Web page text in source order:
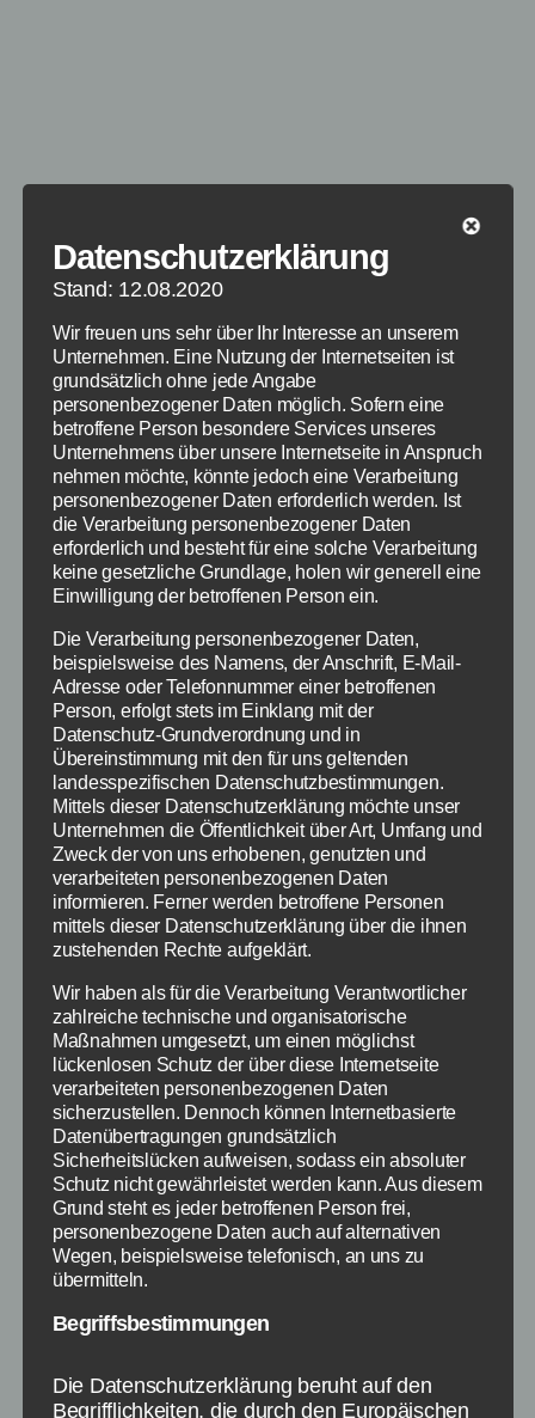
Rocket Tab ist kein Virus
RocketTab_error
Zunächst einmal
können wir dir
eine Entwarnung
geben, denn bei
dem Rocket Tab
Fehler handelt es sich nicht um einen
bösartigen Virus oder Trojaner welcher
irgendwelche Schäden am PC oder an den
darauf befindlichen Daten anrichtet.
Rocket Tab ist zwar nur eine Art Adware,
welche sich als Browser Add-on automatisch
bei der Installation einer anderen Software mit
installiert hat, trotzdem solltest du Rocket Tab
nicht auf die leichte Schulder nehmen, denn
bei jeder Suche (z.B. über Google oder Bing)
manipuliert Rocket Tab beispielsweise die
Suchergebnisse und leitet dich so auf
werbefinanzierten Seiten weiter, welche du
natürlich direkt wieder schließen solltest.
Weiterhin speichert die Software Rocket Tab
dein Surfverhalten um daraus geziel Werbung
aufzurufen, welche sich in bestimmten Fällen
sogar ebenfalls auf deinem PC einnisten kann.
RocketTab_error_dos
Zudem erscheinen
durch Rocket Tab
häufig zusätzliche
Pop-Ups mit
weiteren
unerwünschten
gen und kann unter anderem den Fehler
Extensions\Client.exe“ beim Windows Start
Datenschutzerklärung
Stand: 12.08.2020
Wir freuen uns sehr über Ihr Interesse an unserem
Unternehmen. Eine Nutzung der Internetseiten ist
grundsätzlich ohne jede Angabe
personenbezogener Daten möglich. Sofern eine
betroffene Person besondere Services unseres
Unternehmens über unsere Internetseite in Anspruch
nehmen möchte, könnte jedoch eine Verarbeitung
personenbezogener Daten erforderlich werden. Ist
die Verarbeitung personenbezogener Daten
erforderlich und besteht für eine solche Verarbeitung
keine gesetzliche Grundlage, holen wir generell eine
Einwilligung der betroffenen Person ein.
Die Verarbeitung personenbezogener Daten,
beispielsweise des Namens, der Anschrift, E-Mail-
Adresse oder Telefonnummer einer betroffenen
Person, erfolgt stets im Einklang mit der
Datenschutz-Grundverordnung und in
Übereinstimmung mit den für uns geltenden
landesspezifischen Datenschutzbestimmungen.
Mittels dieser Datenschutzerklärung möchte unser
Unternehmen die Öffentlichkeit über Art, Umfang und
Zweck der von uns erhobenen, genutzten und
verarbeiteten personenbezogenen Daten
informieren. Ferner werden betroffene Personen
mittels dieser Datenschutzerklärung über die ihnen
zustehenden Rechte aufgeklärt.
Wir haben als für die Verarbeitung Verantwortlicher
zahlreiche technische und organisatorische
Maßnahmen umgesetzt, um einen möglichst
lückenlosen Schutz der über diese Internetseite
verarbeiteten personenbezogenen Daten
sicherzustellen. Dennoch können Internetbasierte
Datenübertragungen grundsätzlich
Sicherheitslücken aufweisen, sodass ein absoluter
Schutz nicht gewährleistet werden kann. Aus diesem
Grund steht es jeder betroffenen Person frei,
personenbezogene Daten auch auf alternativen
Wegen, beispielsweise telefonisch, an uns zu
übermitteln.
Begriffsbestimmungen
Die Datenschutzerklärung beruht auf den
Begrifflichkeiten, die durch den Europäischen